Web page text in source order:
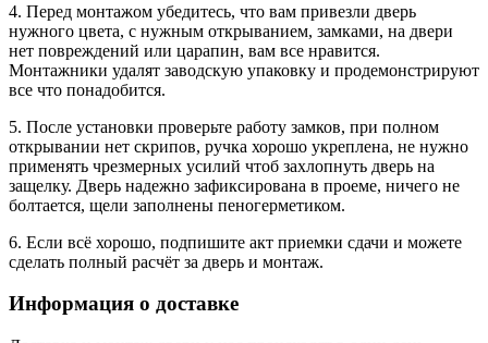
4. Перед монтажом убедитесь, что вам привезли дверь
нужного цвета, с нужным открыванием, замками, на двери
нет повреждений или царапин, вам все нравится.
Монтажники удалят заводскую упаковку и продемонстрируют
все что понадобится.
5. После установки проверьте работу замков, при полном
открывании нет скрипов, ручка хорошо укреплена, не нужно
применять чрезмерных усилий чтоб захлопнуть дверь на
защелку. Дверь надежно зафиксирована в проеме, ничего не
болтается, щели заполнены пеногерметиком.
6. Если всё хорошо, подпишите акт приемки сдачи и можете
сделать полный расчёт за дверь и монтаж.
Информация о доставке